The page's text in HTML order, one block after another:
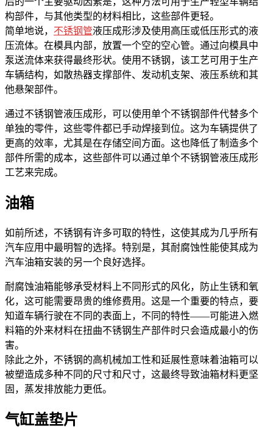
构部件，与其他类型的材料相比，这些部件更轻。
简单地说， 不锈钢管液压成形涉及使用高压或低压形式的液
压流体。在模具内部，放置一个空的空心管。通过向模具中
泵送流体来获得最终形状。使用不锈钢，该工艺可用于生产
车辆结构，如散热器支撑部件、发动机支架、液压系统和其
他悬架部件。
通过不锈钢管液压成形，可以使用单个不锈钢部件代替多个
单独的零件，这些零件都已手动焊接到位。这为车辆提供了
更高的效率，尤其是在存储空间方面。这也降低了制造多个
部件所需的成本，这些部件可以通过单个不锈钢管液压成形
工艺来完成。
油箱
如前所述，不锈钢有许多可取的特性，这使其成为几乎所有
汽车应用中最明智的选择。特别是，其耐腐蚀性能使其成为
汽车油箱安装的另一个良好选择。
耐腐蚀油箱能够承受材料上不同形式的风化，防止生锈和氧
化，这可能需要昂贵的维修费用。这是一个重要的特点，要
知道车辆行驶在不同的表面上，不同的特性——可能进入燃
料箱的外来材料在扭曲不锈钢生产部件时只会造成最小的伤
害。
除此之外，不锈钢的高机械加工性和延展性意味着油箱可以
被塑造成多种不同的尺寸和尺寸，这最终导致油箱材料更坚
固，蒸发排放能力更低。
气缸盖垫片